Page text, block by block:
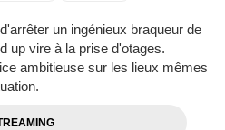
un ingénieux braqueur de
up vire à la prise d'otages.
ambitieuse sur les lieux mêmes